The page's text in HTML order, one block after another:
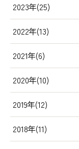
2023年(25)
2022年(13)
2021年(6)
2020年(10)
2019年(12)
2018年(11)